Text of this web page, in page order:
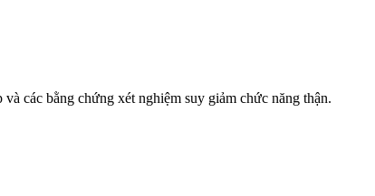
các bằng chứng xét nghiệm suy giảm chức năng thận.